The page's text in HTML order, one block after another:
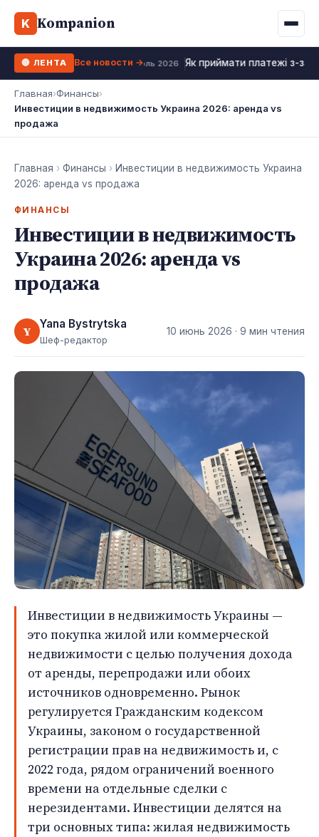
K Kompanion
Калькулятор МФО
Все 10 МФО →
Жизни
WhiteBIT
Kuna
Bybit
OKX
Ипотека
Депозит
Рефинансирование
ФОП налоги
🔴 ЛЕНТА 18 июль 2026 Як приймати платежі з-за
Все новости →
Главная›Финансы›
Инвестиции в недвижимость Украина 2026: аренда vs
продажа
Главная › Финансы › Инвестиции в недвижимость Украина
2026: аренда vs продажа
ФИНАНСЫ
Инвестиции в недвижимость
Украина 2026: аренда vs
продажа
Y Yana Bystrytska
Шеф-редактор
10 июнь 2026 · 9 мин чтения
Инвестиции в недвижимость Украины —
это покупка жилой или коммерческой
недвижимости с целью получения дохода
от аренды, перепродажи или обоих
источников одновременно. Рынок
регулируется Гражданским кодексом
Украины, законом о государственной
регистрации прав на недвижимость и, с
2022 года, рядом ограничений военного
времени на отдельные сделки с
нерезидентами. Инвестиции делятся на
три основных типа: жилая недвижимость